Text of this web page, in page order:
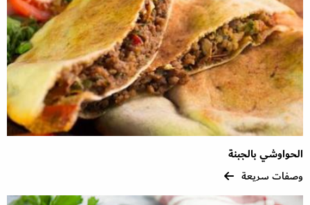
الحواوشي بالجبنة
وصفات سريعة